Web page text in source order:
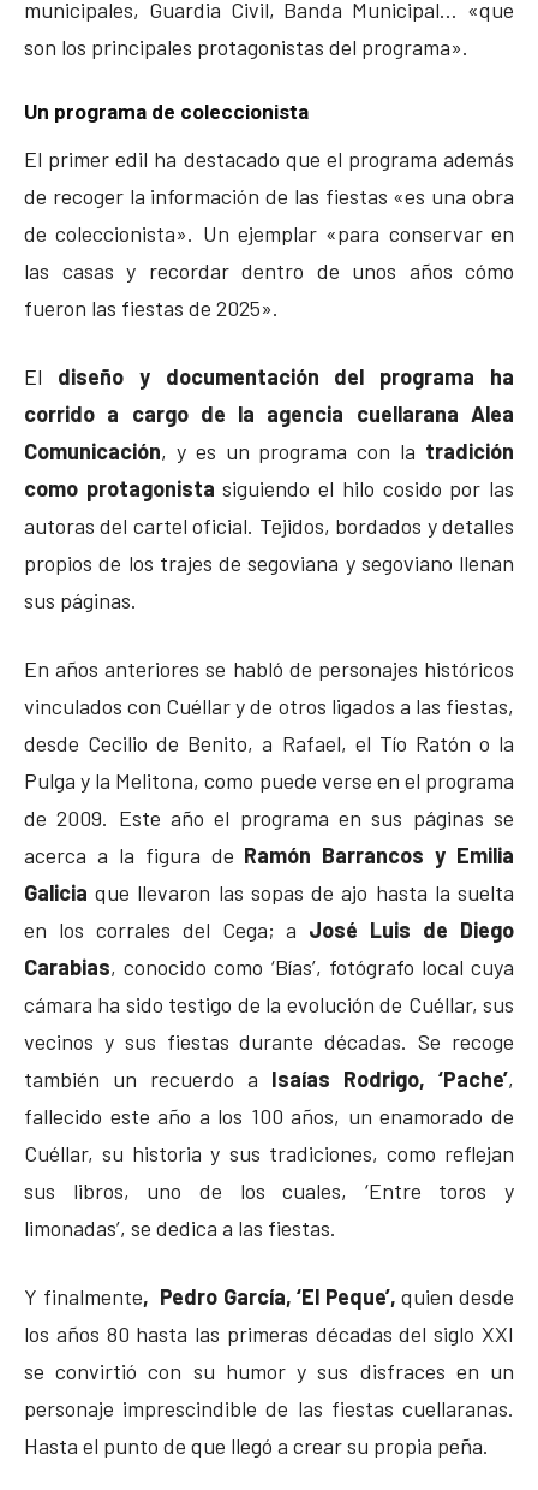
municipales, Guardia Civil, Banda Municipal… «que
son los principales protagonistas del programa».
Un programa de coleccionista
El primer edil ha destacado que el programa además
de recoger la información de las fiestas «es una obra
de coleccionista». Un ejemplar «para conservar en
las casas y recordar dentro de unos años cómo
fueron las fiestas de 2025».
El diseño y documentación del programa ha
corrido a cargo de la agencia cuellarana Alea
Comunicación, y es un programa con la tradición
como protagonista siguiendo el hilo cosido por las
autoras del cartel oficial. Tejidos, bordados y detalles
propios de los trajes de segoviana y segoviano llenan
sus páginas.
En años anteriores se habló de personajes históricos
vinculados con Cuéllar y de otros ligados a las fiestas,
desde Cecilio de Benito, a Rafael, el Tío Ratón o la
Pulga y la Melitona, como puede verse en el programa
de 2009. Este año el programa en sus páginas se
acerca a la figura de Ramón Barrancos y Emilia
Galicia que llevaron las sopas de ajo hasta la suelta
en los corrales del Cega; a José Luis de Diego
Carabias, conocido como ‘Bías’, fotógrafo local cuya
cámara ha sido testigo de la evolución de Cuéllar, sus
vecinos y sus fiestas durante décadas. Se recoge
también un recuerdo a Isaías Rodrigo, ‘Pache’,
fallecido este año a los 100 años, un enamorado de
Cuéllar, su historia y sus tradiciones, como reflejan
sus libros, uno de los cuales, ‘Entre toros y
limonadas’, se dedica a las fiestas.
Y finalmente, Pedro García, ‘El Peque’, quien desde
los años 80 hasta las primeras décadas del siglo XXI
se convirtió con su humor y sus disfraces en un
personaje imprescindible de las fiestas cuellaranas.
Hasta el punto de que llegó a crear su propia peña.